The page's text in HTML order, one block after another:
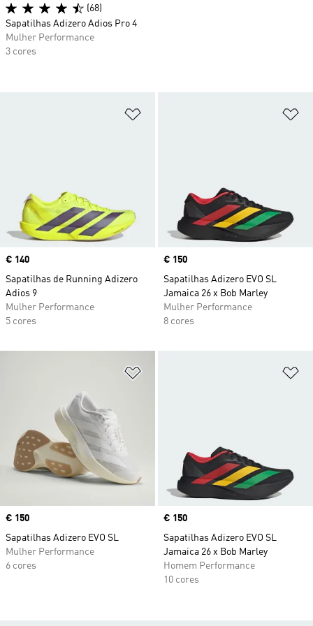
Price
€ 140
Sapatilhas de Running Adizero
Adios 9
Mulher Performance
5 cores
Price
€ 150
Sapatilhas Adizero EVO SL
Jamaica 26 x Bob Marley
Mulher Performance
8 cores
Price
€ 150
Sapatilhas Adizero EVO SL
Mulher Performance
6 cores
Price
€ 150
Sapatilhas Adizero EVO SL
Jamaica 26 x Bob Marley
Homem Performance
10 cores
(68)
Sapatilhas Adizero Adios Pro 4
Mulher Performance
3 cores